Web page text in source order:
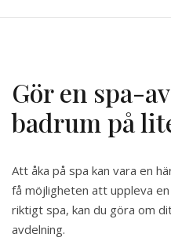
Gör en spa-
badrum på
Att åka på spa kan vara en
få möjligheten att uppleva
riktigt spa, kan du göra om
avdelning.